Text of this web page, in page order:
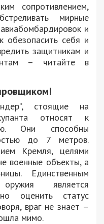
сопротивлением,
мирные
и
обезопасить себя и
защитникам и
– читайте в
стоящие на
относят к
Они способны
до 7 метров.
Кремля, целями
военные объекты, а
Единственным
является
оценить статус
враг не знает –
мимо.